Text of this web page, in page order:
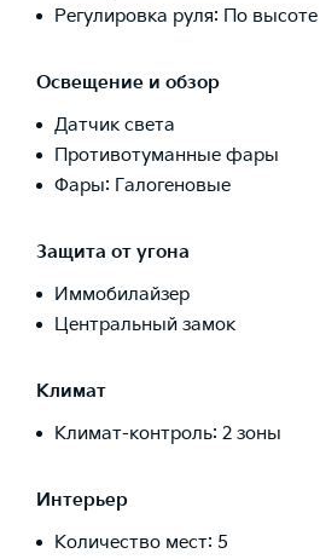
Регулировка руля: По высоте
Освещение и обзор
Датчик света
Противотуманные фары
Фары: Галогеновые
Защита от угона
Иммобилайзер
Центральный замок
Климат
Климат-контроль: 2 зоны
Интерьер
Количество мест: 5